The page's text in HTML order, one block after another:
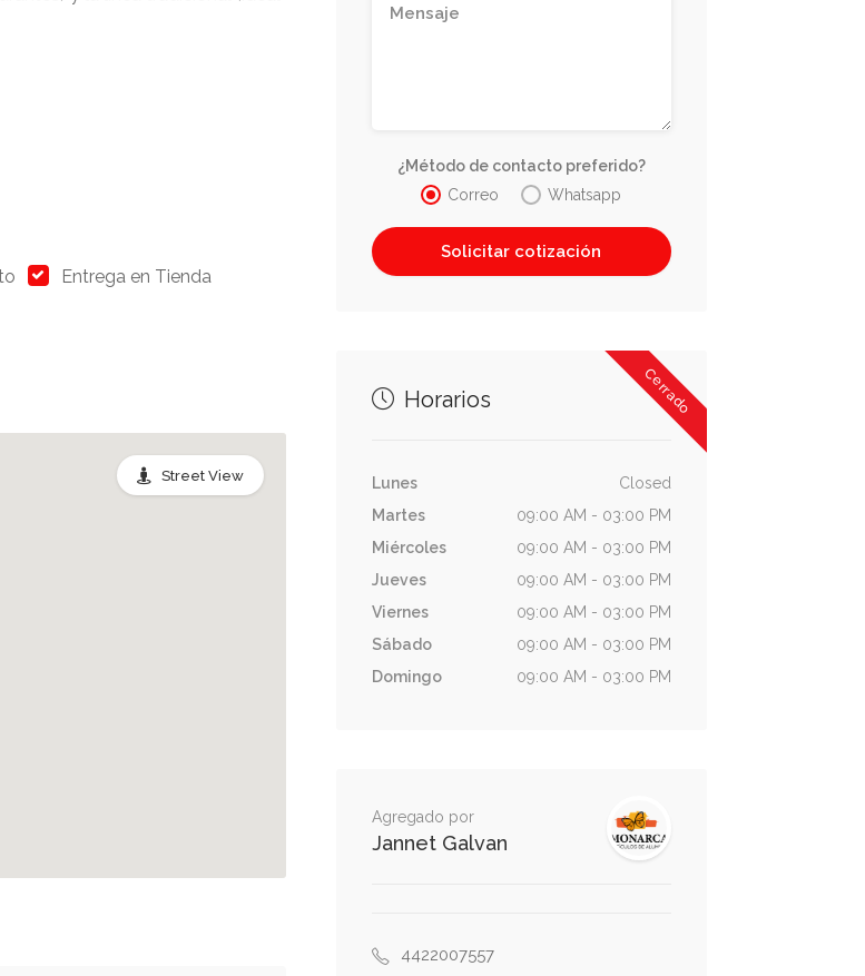
Entrega en Tienda
Street View
¿Método de contacto preferido?
Correo
Whatsapp
Cerrado
Horarios
Lunes
Closed
Martes
09:00 AM - 03:00 PM
Miércoles
09:00 AM - 03:00 PM
Jueves
09:00 AM - 03:00 PM
Viernes
09:00 AM - 03:00 PM
Sábado
09:00 AM - 03:00 PM
Domingo
09:00 AM - 03:00 PM
Agregado por
Jannet Galvan
4422007557